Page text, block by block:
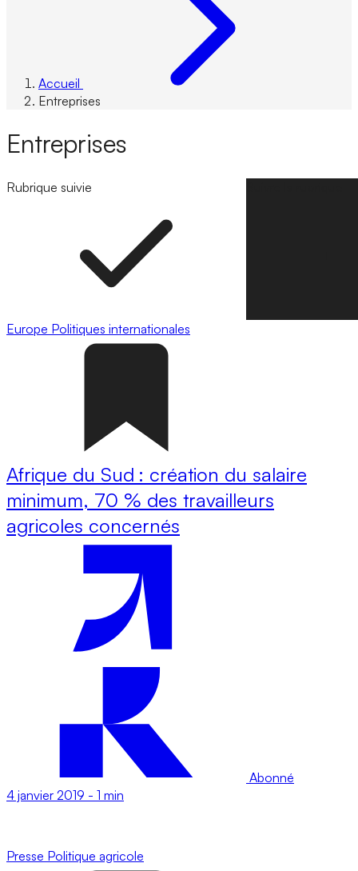
Accueil
Entreprises
Entreprises
Rubrique suivie
Europe Politiques internationales
Afrique du Sud : création du salaire
minimum, 70 % des travailleurs
agricoles concernés
Abonné
4 janvier 2019 - 1 min
Presse Politique agricole